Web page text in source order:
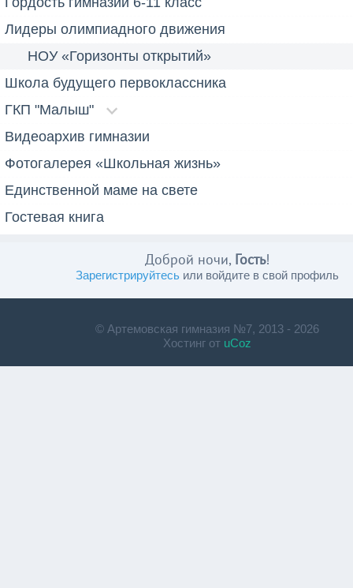
Лидеры олимпиадного движения
НОУ «Горизонты открытий»
Школа будущего первоклассника
ГКП "Малыш"
Видеоархив гимназии
Фотогалерея «Школьная жизнь»
Единственной маме на свете
Гостевая книга
Доброй ночи, Гость!
Зарегистрируйтесь или войдите в свой профиль
© Артемовская гимназия №7, 2013 - 2026
Хостинг от uCoz